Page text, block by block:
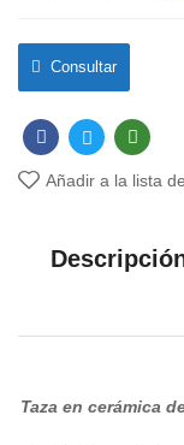
Consultar
Añadir a la lista
Taza en cerámica